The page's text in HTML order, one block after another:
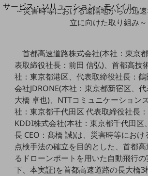
サービス・ソリューション・モバイル
サービス・ソリューションTOP
カテゴリーで探す
カテゴリーで探すTOP
ネットワーク・モバイル
クラウド・データセンター
電話・映像コミュニケーション
セキュリティ
～災害時等における遠隔地からの迅
立に向けた取り組み～
首都高速道路株式会社(本社：東京
表取締役社長：前田 信弘)、首都高技
社：東京都港区、代表取締役社長：
会社JDRONE(本社：東京都新宿区、代
大橋 卓也)、NTTコミュニケーション
社：東京都千代田区 代表取締役社長：
KDDI株式会社(本社：東京都千代田区
長 CEO：髙橋 誠)は、災害時等におけ
点検手法の確立を目的とした、首都
るドローンポートを用いた自動飛行
下、本実証)を首都高速道路の長大橋3